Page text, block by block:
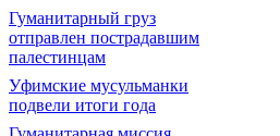
Гуманитарный груз
отправлен пострадавшим
палестинцам
Уфимские мусульманки
подвели итоги года